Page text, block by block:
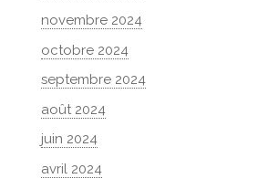
novembre 2024
octobre 2024
septembre 2024
août 2024
juin 2024
avril 2024